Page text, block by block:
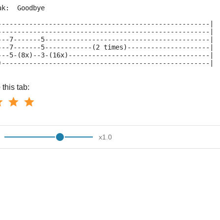
Goodbye
|
|
7-------5------------------------------------------|
7-------5------------(2 times)---------------------|
5-(8x)--3-(16x)------------------------------------|
|
this tab:
x1.0